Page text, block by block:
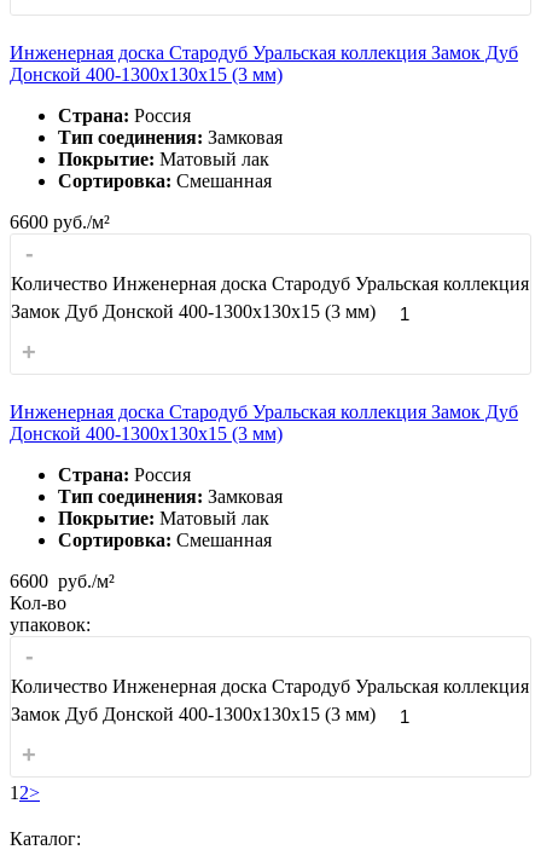
Инженерная доска Стародуб Уральская коллекция Замок Дуб
Донской 400-1300x130x15 (3 мм)
Страна: Россия
Тип соединения: Замковая
Покрытие: Матовый лак
Сортировка: Смешанная
6600 руб./м²
-
Количество Инженерная доска Стародуб Уральская коллекция
Замок Дуб Донской 400-1300x130x15 (3 мм)
+
Инженерная доска Стародуб Уральская коллекция Замок Дуб
Донской 400-1300x130x15 (3 мм)
Страна: Россия
Тип соединения: Замковая
Покрытие: Матовый лак
Сортировка: Смешанная
6600 руб./м²
Кол-во
упаковок:
-
Количество Инженерная доска Стародуб Уральская коллекция
Замок Дуб Донской 400-1300x130x15 (3 мм)
+
1 2>
Каталог: